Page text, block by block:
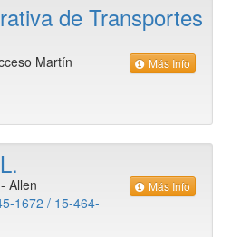
de Transportes
Martín
Más Info
- Allen
1672 / 15-464-
Más Info